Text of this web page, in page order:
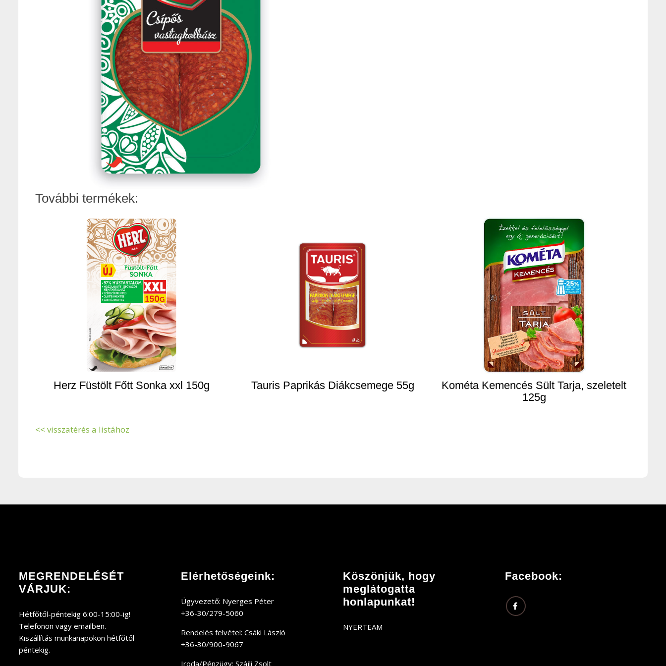
További termékek:
Herz Füstölt Főtt Sonka xxl 150g Tauris Paprikás Diákcsemege 55g
Kométa Kemencés Sült Tarja, szeletelt
125g
<< visszatérés a listához
MEGRENDELÉSÉT
VÁRJUK:
Hétfőtől-péntekig 6:00-15:00-ig!
Telefonon vagy emailben.
Kiszállítás munkanapokon hétfőtől-
péntekig.
Elérhetőségeink:
Ügyvezető: Nyerges Péter
+36-30/279-5060
Rendelés felvétel: Csáki László
+36-30/900-9067
Iroda/Pénzügy: Szájli Zsolt
Köszönjük, hogy
meglátogatta
honlapunkat!
NYERTEAM
Facebook: